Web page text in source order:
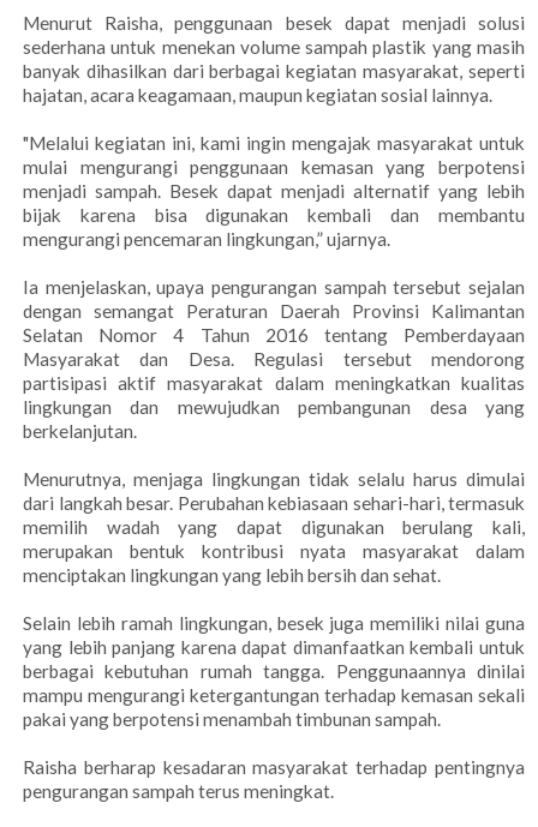
Menurut Raisha, penggunaan besek dapat menjadi solusi
sederhana untuk menekan volume sampah plastik yang masih
banyak dihasilkan dari berbagai kegiatan masyarakat, seperti
hajatan, acara keagamaan, maupun kegiatan sosial lainnya.
"Melalui kegiatan ini, kami ingin mengajak masyarakat untuk
mulai mengurangi penggunaan kemasan yang berpotensi
menjadi sampah. Besek dapat menjadi alternatif yang lebih
bijak karena bisa digunakan kembali dan membantu
mengurangi pencemaran lingkungan,” ujarnya.
Ia menjelaskan, upaya pengurangan sampah tersebut sejalan
dengan semangat Peraturan Daerah Provinsi Kalimantan
Selatan Nomor 4 Tahun 2016 tentang Pemberdayaan
Masyarakat dan Desa. Regulasi tersebut mendorong
partisipasi aktif masyarakat dalam meningkatkan kualitas
lingkungan dan mewujudkan pembangunan desa yang
berkelanjutan.
Menurutnya, menjaga lingkungan tidak selalu harus dimulai
dari langkah besar. Perubahan kebiasaan sehari-hari, termasuk
memilih wadah yang dapat digunakan berulang kali,
merupakan bentuk kontribusi nyata masyarakat dalam
menciptakan lingkungan yang lebih bersih dan sehat.
Selain lebih ramah lingkungan, besek juga memiliki nilai guna
yang lebih panjang karena dapat dimanfaatkan kembali untuk
berbagai kebutuhan rumah tangga. Penggunaannya dinilai
mampu mengurangi ketergantungan terhadap kemasan sekali
pakai yang berpotensi menambah timbunan sampah.
Raisha berharap kesadaran masyarakat terhadap pentingnya
pengurangan sampah terus meningkat.